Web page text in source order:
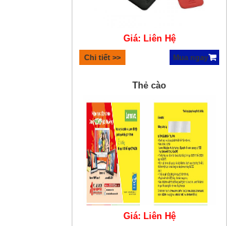
Giá: Liên Hệ
Chi tiết >> Mua ngay
GIỎ QUÀ TẾT TỪ trên 1 triệu